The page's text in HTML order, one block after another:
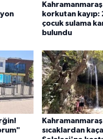
korkutan kayıp:
çocuk sulama
bulundu
sıcaklardan